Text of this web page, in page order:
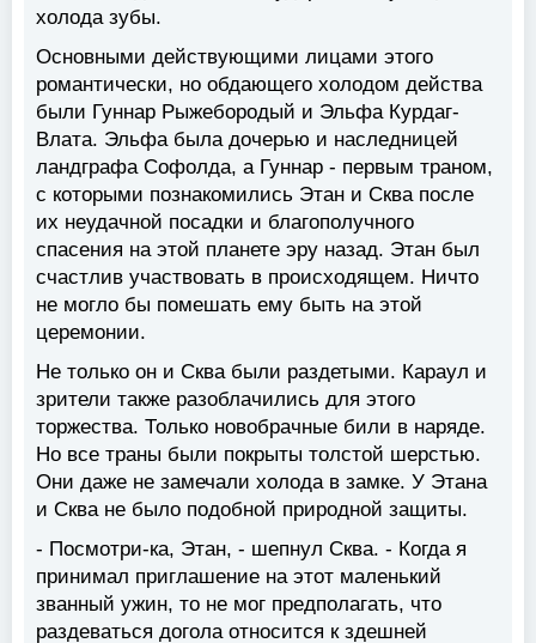
холода зубы.
Основными действующими лицами этого
романтически, но обдающего холодом действа
были Гуннар Рыжебородый и Эльфа Курдаг-
Влата. Эльфа была дочерью и наследницей
ландграфа Софолда, а Гуннар - первым траном,
с которыми познакомились Этан и Сква после
их неудачной посадки и благополучного
спасения на этой планете эру назад. Этан был
счастлив участвовать в происходящем. Ничто
не могло бы помешать ему быть на этой
церемонии.
Не только он и Сква были раздетыми. Караул и
зрители также разоблачились для этого
торжества. Только новобрачные били в наряде.
Но все траны были покрыты толстой шерстью.
Они даже не замечали холода в замке. У Этана
и Сква не было подобной природной защиты.
- Посмотри-ка, Этан, - шепнул Сква. - Когда я
принимал приглашение на этот маленький
званный ужин, то не мог предполагать, что
раздеваться догола относится к здешней